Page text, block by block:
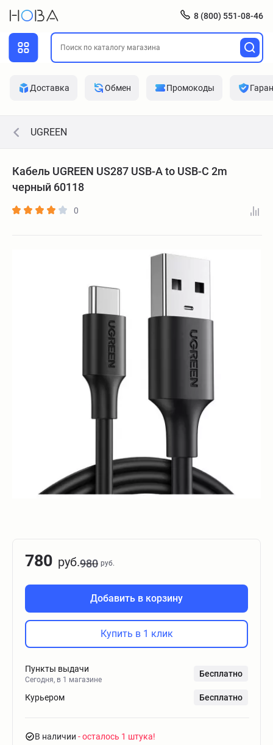
8 (800) 551-08-46
Доставка Обмен Промокоды
UGREEN
Кабель UGREEN US287 USB-A to USB-C 2m
черный 60118
0
780 руб.980 руб.
Добавить в корзину
Купить в 1 клик
Пункты выдачи
Сегодня, в 1 магазине
Бесплатно
Курьером Бесплатно
В наличии - осталось 1 штука